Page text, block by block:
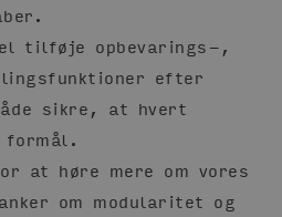
tilføje opbevarings-,
efter
sikre, at hvert
at høre mere om vores
om modularitet og